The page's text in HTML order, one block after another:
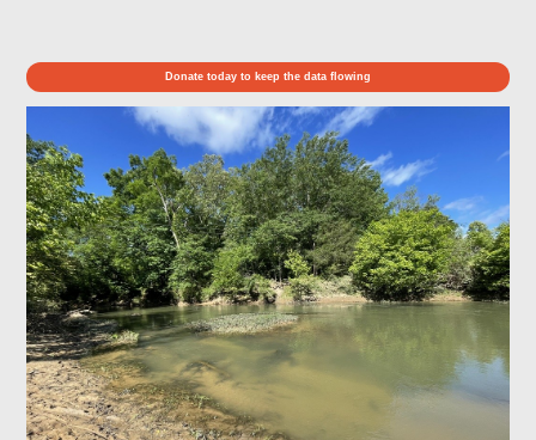
Donate today to keep the data flowing